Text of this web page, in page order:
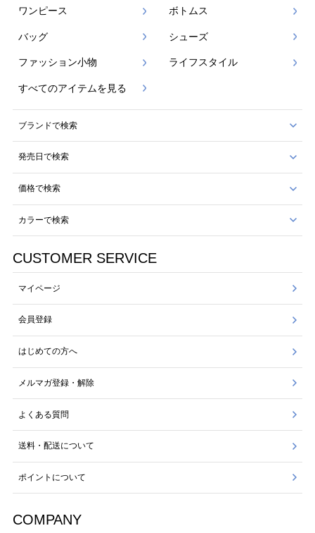
ワンピース ボトムス
バッグ シューズ
ファッション小物 ライフスタイル
すべてのアイテムを見る
ブランドで検索
発売日で検索
価格で検索
カラーで検索
CUSTOMER SERVICE
マイページ
会員登録
はじめての方へ
メルマガ登録・解除
よくある質問
送料・配送について
ポイントについて
COMPANY